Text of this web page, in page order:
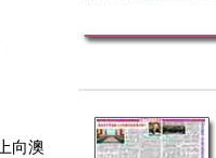
向澳